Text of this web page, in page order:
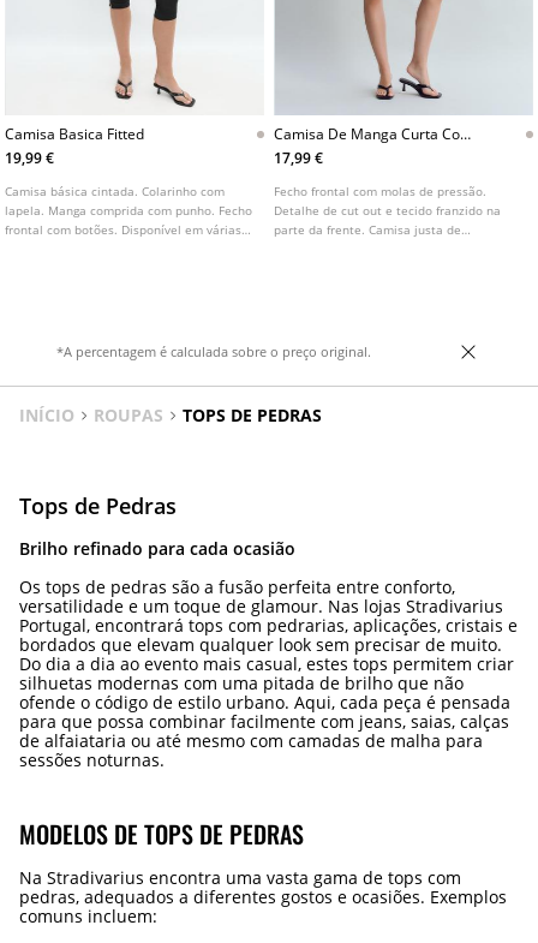
Camisa Basica Fitted
19,99 €
Camisa básica cintada. Colarinho com
lapela. Manga comprida com punho. Fecho
frontal com botões. Disponível em várias
Camisa De Manga Curta Com
Cut Out
17,99 €
Fecho frontal com molas de pressão.
Detalhe de cut out e tecido franzido na
parte da frente. Camisa justa de
*A percentagem é calculada sobre o preço original.
INÍCIO ROUPAS TOPS DE PEDRAS
Tops de Pedras
Brilho refinado para cada ocasião
Os tops de pedras são a fusão perfeita entre conforto,
versatilidade e um toque de glamour. Nas lojas Stradivarius
Portugal, encontrará tops com pedrarias, aplicações, cristais e
bordados que elevam qualquer look sem precisar de muito.
Do dia a dia ao evento mais casual, estes tops permitem criar
silhuetas modernas com uma pitada de brilho que não
ofende o código de estilo urbano. Aqui, cada peça é pensada
para que possa combinar facilmente com jeans, saias, calças
de alfaiataria ou até mesmo com camadas de malha para
sessões noturnas.
MODELOS DE TOPS DE PEDRAS
Na Stradivarius encontra uma vasta gama de tops com
pedras, adequados a diferentes gostos e ocasiões. Exemplos
comuns incluem: